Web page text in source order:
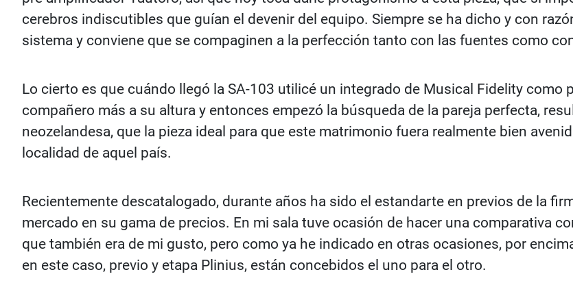
cerebros indiscutibles que guían el devenir del equipo. Siempre se ha dicho y con
sistema y conviene que se compaginen a la perfección tanto con las fuentes como
Lo cierto es que cuándo llegó la SA-103 utilicé un integrado de Musical Fidelity como
compañero más a su altura y entonces empezó la búsqueda de la pareja perfecta,
neozelandesa, que la pieza ideal para que este matrimonio fuera realmente bien
localidad de aquel país.
Recientemente descatalogado, durante años ha sido el estandarte en previos de la
mercado en su gama de precios. En mi sala tuve ocasión de hacer una comparativa
que también era de mi gusto, pero como ya he indicado en otras ocasiones, por
en este caso, previo y etapa Plinius, están concebidos el uno para el otro.